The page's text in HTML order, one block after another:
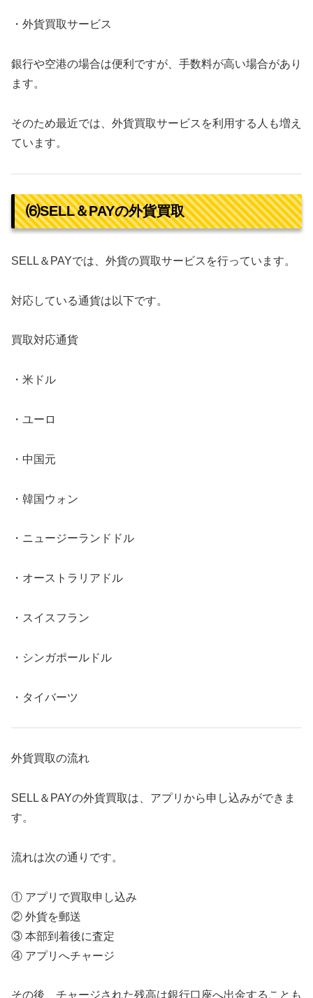
・外貨買取サービス
銀行や空港の場合は便利ですが、手数料が高い場合があり
ます。
そのため最近では、外貨買取サービスを利用する人も増え
ています。
⑹SELL＆PAYの外貨買取
SELL＆PAYでは、外貨の買取サービスを行っています。
対応している通貨は以下です。
買取対応通貨
・米ドル
・ユーロ
・中国元
・韓国ウォン
・ニュージーランドドル
・オーストラリアドル
・スイスフラン
・シンガポールドル
・タイバーツ
外貨買取の流れ
SELL＆PAYの外貨買取は、アプリから申し込みができま
す。
流れは次の通りです。
① アプリで買取申し込み
② 外貨を郵送
③ 本部到着後に査定
④ アプリへチャージ
その後、チャージされた残高は銀行口座へ出金することも